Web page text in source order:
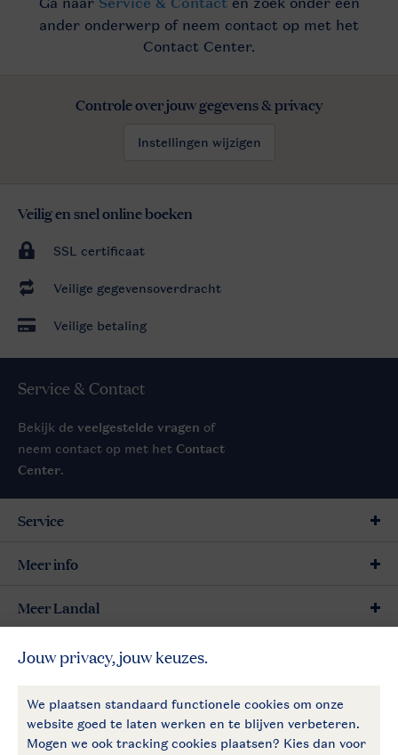
Controle over jouw gegevens & privacy
Instellingen wijzigen
Veilig en snel online boeken
SSL certificaat
Veilige gegevensoverdracht
Veilige betaling
Service & Contact
Bekijk de veelgestelde vragen of
neem contact op met het Contact
Center.
Follow Us
facebookinstagram
Service
Meer info
Meer Landal
Betaalmogelijkheden